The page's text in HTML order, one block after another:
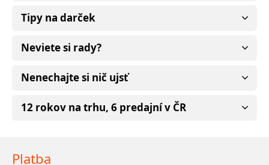
Tipy na darček
Neviete si rady?
Nenechajte si nič ujsť
12 rokov na trhu, 6 predajní v ČR
Platba